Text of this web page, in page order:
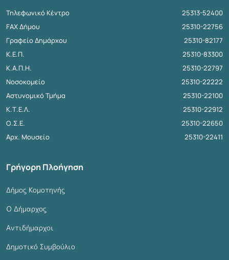
Τηλεφωνικό Κέντρο
25313-52400
FAX Δήμου
25310-22756
Γραφείο Δημάρχου
25310-82177
Κ.Ε.Π.
25310-83300
Κ.Α.Π.Η.
25310-22797
Νοσοκομείο
25310-22222
Αστυνομικό Τμήμα
25310-22100
Κ.Τ.Ε.Λ.
25310-22912
Ο.Σ.Ε.
25310-22650
Αρχ. Μουσείο
25310-22411
Γρήγορη Πλοήγηση
Δήμος Κομοτηνής
Ο Δήμαρχος
Αντιδήμαρχοι
Δημοτικό Συμβούλιο